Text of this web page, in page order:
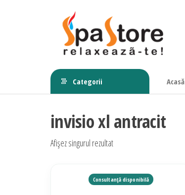
Echipamente
saune,
wellness
Relaxeaza-
te!
Categorii Acasă
invisio xl antracit
Afișez singurul rezultat